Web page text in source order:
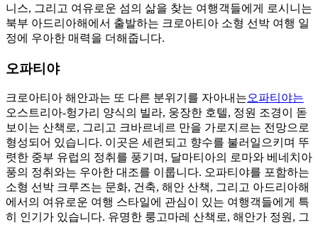
니스, 그리고 여유로운 섬의 삶을 찾는 여행객들에게 로시니는
북부 아드리아해에서 출발하는 크로아티아 소형 선박 여행 일
정에 우아한 매력을 더해줍니다.
오파티야
크로아티아 해안과는 또 다른 분위기를 자아내는오파티야는
오스트리아-헝가리 양식의 빌라, 웅장한 호텔, 정원 조경이 돋
보이는 산책로, 그리고 크바르네르 만을 가로지르는 전망으로
형성되어 있습니다. 이곳은 세련되고 향수를 불러일으키며 뚜
렷한 중부 유럽의 정취를 풍기며, 달마티아의 로마와 베네치아
풍의 정취와는 우아한 대조를 이룹니다. 오파티야를 포함하는
소형 선박 크루즈는 문화, 건축, 해안 산책, 그리고 아드리아해
에서의 여유로운 여행 스타일에 관심이 있는 여행객들에게 특
히 인기가 있습니다. 유명한 룽고마레 산책로, 해안가 정원, 그